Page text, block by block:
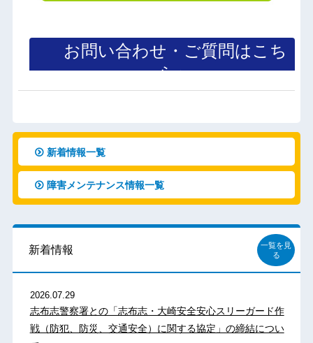
お問い合わせ・ご質問はこち
ら＞
新着情報一覧
障害メンテナンス情報一覧
新着情報
一覧を見
る
2026.07.29
志布志警察署との「志布志・大崎安全安心スリーガード作
戦（防犯、防災、交通安全）に関する協定」の締結につい